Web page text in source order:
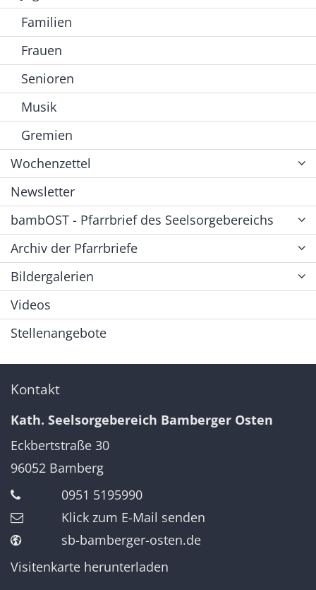
Familien
Frauen
Senioren
Musik
Gremien
Wochenzettel
Newsletter
bambOST - Pfarrbrief des Seelsorgebereichs
Archiv der Pfarrbriefe
Bildergalerien
Videos
Stellenangebote
Kontakt
Kath. Seelsorgebereich Bamberger Osten
Eckbertstraße 30
96052 Bamberg
0951 5195990
Klick zum E-Mail senden
sb-bamberger-osten.de
Visitenkarte herunterladen